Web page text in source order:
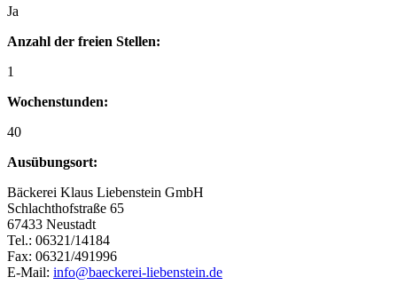
Ja
Anzahl der freien Stellen:
1
Wochenstunden:
40
Ausübungsort:
Bäckerei Klaus Liebenstein GmbH
Schlachthofstraße 65
67433 Neustadt
Tel.: 06321/14184
Fax: 06321/491996
E-Mail: info@baeckerei-liebenstein.de